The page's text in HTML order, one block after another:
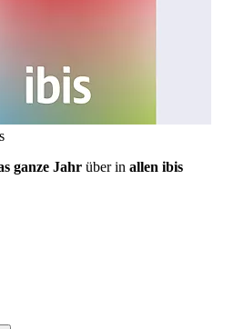
ganze Jahr über in allen ibis